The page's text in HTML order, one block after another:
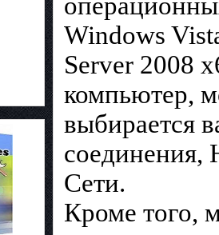
Windows
Server 2008
компьютер,
выбирается
соединения,
Сети.
Кроме того,